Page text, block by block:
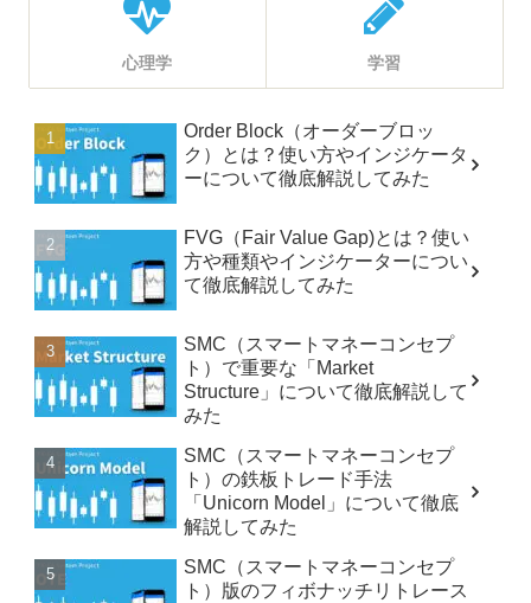
心理学 学習
Order Block（オーダーブロッ
ク）とは？使い方やインジケータ
ーについて徹底解説してみた
FVG（Fair Value Gap)とは？使い
方や種類やインジケーターについ
て徹底解説してみた
SMC（スマートマネーコンセプ
ト）で重要な「Market
Structure」について徹底解説して
みた
SMC（スマートマネーコンセプ
ト）の鉄板トレード手法
「Unicorn Model」について徹底
解説してみた
SMC（スマートマネーコンセプ
ト）版のフィボナッチリトレース